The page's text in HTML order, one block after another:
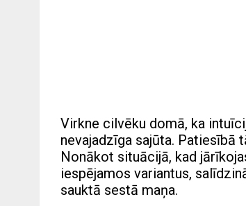
Virkne cilvēku domā, ka
nevajadzīga sajūta. Patiesībā
Nonākot situācijā, kad
iespējamos variantus,
sauktā sestā maņa.